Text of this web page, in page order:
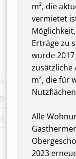
m², die
vermietet
Erträge zu
wurde
zusätzliche
m², die für
Alle
2023